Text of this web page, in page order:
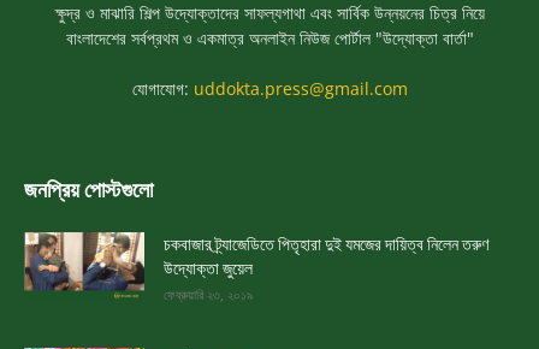
ক্ষুদ্র ও মাঝারি শিল্প উদ্যোক্তাদের সাফল্যগাথা এবং সার্বিক উন্নয়নের চিত্র নিয়ে
বাংলাদেশের সর্বপ্রথম ও একমাত্র অনলাইন নিউজ পোর্টাল "উদ্যোক্তা বার্তা"
যোগাযোগ: uddokta.press@gmail.com
জনপ্রিয় পোস্টগুলো
চকবাজার ট্র্যাজেডিতে পিতৃহারা দুই যমজের দায়িত্ব নিলেন তরুণ
উদ্যোক্তা জুয়েল
ফেব্রুয়ারি ২৩, ২০১৯